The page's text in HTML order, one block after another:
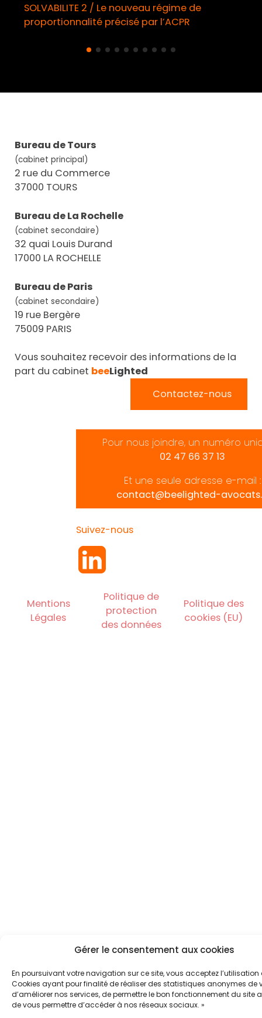
Gérer le consentement aux cookies
En poursuivant votre navigation sur ce site, vous acceptez l’utilisation
Cookies ayant pour finalité de réaliser des statistiques anonymes de
d’améliorer nos services, de permettre le bon fonctionnement du site
de vous permettre d’accéder à nos réseaux sociaux. »
SOLVABILITE 2 / Le nouveau régime de
proportionnalité précisé par l’ACPR
Bureau de Tours
(cabinet principal)
2 rue du Commerce
37000 TOURS
Bureau de La Rochelle
(cabinet secondaire)
32 quai Louis Durand
17000 LA ROCHELLE
Bureau de Paris
(cabinet secondaire)
19 rue Bergère
75009 PARIS
Vous souhaitez recevoir des informations de la
part du cabinet beeLighted
Contactez-nous
Pour nous joindre, un numéro
02 47 66 37 13
Et une seule adresse e-mail :
contact@beelighted-
Suivez-nous
Mentions
Légales
Politique de
protection
des données
Politique des
cookies (EU)